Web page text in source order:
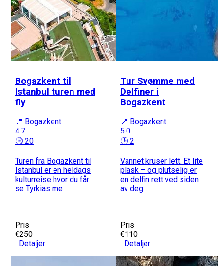
Bogazkent til
Istanbul turen med
fly
📍 Bogazkent
4.7
🕒 20
Turen fra Bogazkent til
Istanbul er en heldags
kulturreise hvor du får
se Tyrkias me
Pris
€250
Detaljer
Tur Svømme med
Delfiner i
Bogazkent
📍 Bogazkent
5.0
🕒 2
Vannet kruser lett. Et lite
plask – og plutselig er
en delfin rett ved siden
av deg.
Pris
€110
Detaljer